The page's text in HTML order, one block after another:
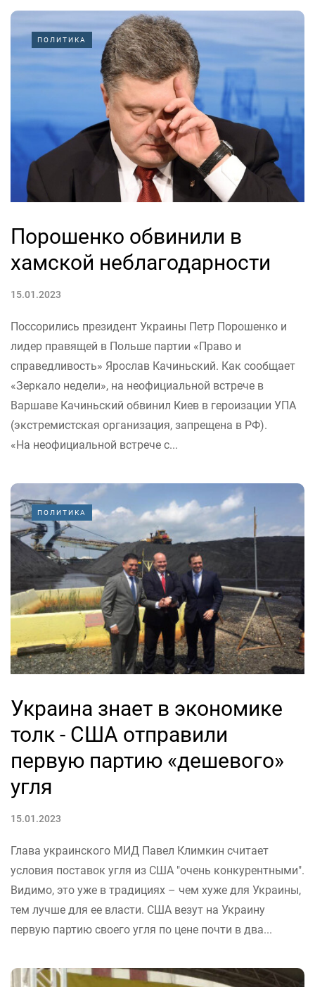
ПОЛИТИКА
Порошенко обвинили в
хамской неблагодарности
15.01.2023
Поссорились президент Украины Петр Порошенко и
лидер правящей в Польше партии «Право и
справедливость» Ярослав Качиньский. Как сообщает
«Зеркало недели», на неофициальной встрече в
Варшаве Качиньский обвинил Киев в героизации УПА
(экстремистская организация, запрещена в РФ).
«На неофициальной встрече с...
ПОЛИТИКА
Украина знает в экономике
толк - США отправили
первую партию «дешевого»
угля
15.01.2023
Глава украинского МИД Павел Климкин считает
условия поставок угля из США "очень конкурентными".
Видимо, это уже в традициях – чем хуже для Украины,
тем лучше для ее власти. США везут на Украину
первую партию своего угля по цене почти в два...